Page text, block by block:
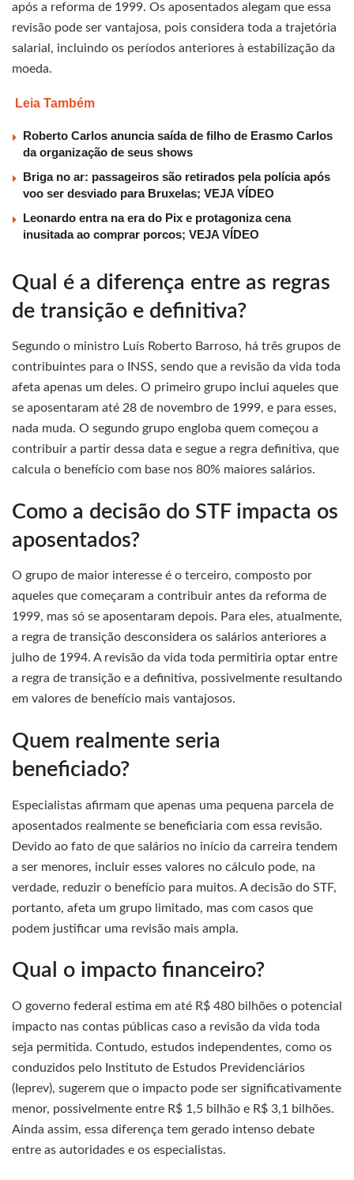
após a reforma de 1999. Os aposentados alegam que essa
revisão pode ser vantajosa, pois considera toda a trajetória
salarial, incluindo os períodos anteriores à estabilização da
moeda.
Leia Também
Roberto Carlos anuncia saída de filho de Erasmo Carlos
da organização de seus shows
Briga no ar: passageiros são retirados pela polícia após
voo ser desviado para Bruxelas; VEJA VÍDEO
Leonardo entra na era do Pix e protagoniza cena
inusitada ao comprar porcos; VEJA VÍDEO
Qual é a diferença entre as regras
de transição e definitiva?
Segundo o ministro Luís Roberto Barroso, há três grupos de
contribuintes para o INSS, sendo que a revisão da vida toda
afeta apenas um deles. O primeiro grupo inclui aqueles que
se aposentaram até 28 de novembro de 1999, e para esses,
nada muda. O segundo grupo engloba quem começou a
contribuir a partir dessa data e segue a regra definitiva, que
calcula o benefício com base nos 80% maiores salários.
Como a decisão do STF impacta os
aposentados?
O grupo de maior interesse é o terceiro, composto por
aqueles que começaram a contribuir antes da reforma de
1999, mas só se aposentaram depois. Para eles, atualmente,
a regra de transição desconsidera os salários anteriores a
julho de 1994. A revisão da vida toda permitiria optar entre
a regra de transição e a definitiva, possivelmente resultando
em valores de benefício mais vantajosos.
Quem realmente seria
beneficiado?
Especialistas afirmam que apenas uma pequena parcela de
aposentados realmente se beneficiaria com essa revisão.
Devido ao fato de que salários no início da carreira tendem
a ser menores, incluir esses valores no cálculo pode, na
verdade, reduzir o benefício para muitos. A decisão do STF,
portanto, afeta um grupo limitado, mas com casos que
podem justificar uma revisão mais ampla.
Qual o impacto financeiro?
O governo federal estima em até R$ 480 bilhões o potencial
impacto nas contas públicas caso a revisão da vida toda
seja permitida. Contudo, estudos independentes, como os
conduzidos pelo Instituto de Estudos Previdenciários
(Ieprev), sugerem que o impacto pode ser significativamente
menor, possivelmente entre R$ 1,5 bilhão e R$ 3,1 bilhões.
Ainda assim, essa diferença tem gerado intenso debate
entre as autoridades e os especialistas.